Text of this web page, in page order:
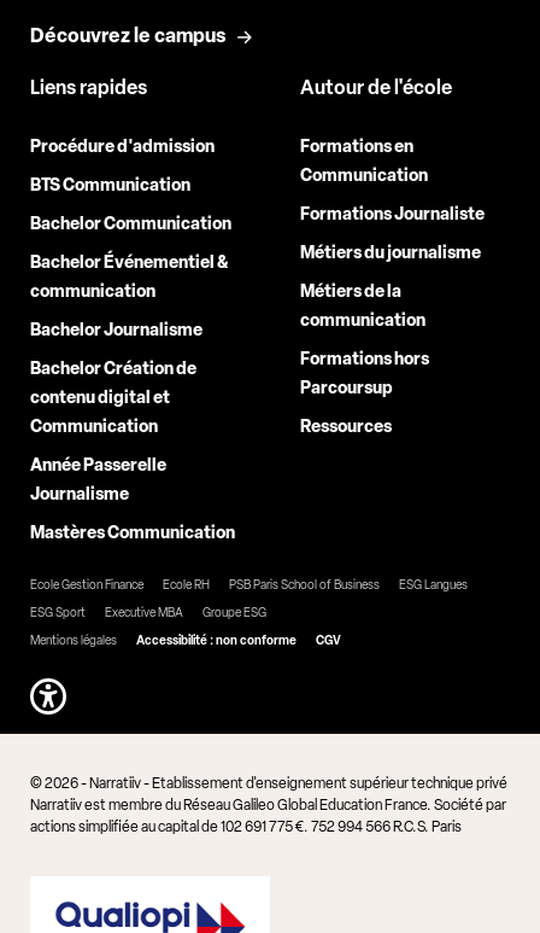
Découvrez le campus
Liens rapides
Procédure d'admission
BTS Communication
Bachelor Communication
Bachelor Événementiel &
communication
Bachelor Journalisme
Bachelor Création de
contenu digital et
Communication
Année Passerelle
Journalisme
Mastères Communication
Autour de l'école
Formations en
Communication
Formations Journaliste
Métiers du journalisme
Métiers de la
communication
Formations hors
Parcoursup
Ressources
Ecole Gestion Finance Ecole RH PSB Paris School of Business
ESG Langues
ESG Sport
Executive MBA
Groupe ESG
Mentions légales
Accessibilité : non conforme CGV
© 2026 - Narratiiv - Etablissement d'enseignement supérieur technique privé
Narratiiv est membre du Réseau Galileo Global Education France. Société par
actions simplifiée au capital de 102 691 775 €. 752 994 566 R.C.S. Paris